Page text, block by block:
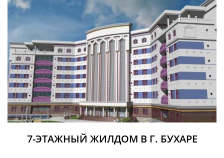
7-ЭТАЖНЫЙ ЖИЛДОМ В Г. БУХАРЕ